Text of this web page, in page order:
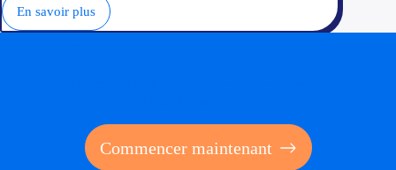
En savoir plus
Commencer maintenant